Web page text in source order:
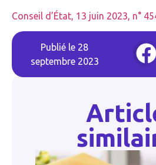
Conseil d’État, 13 juin 2023, n°
Publié le 28
septembre 2023